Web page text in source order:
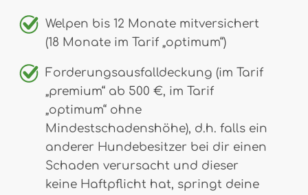
Welpen bis 12 Monate mitversichert
(18 Monate im Tarif „optimum“)
Forderungsausfalldeckung (im Tarif
„premium“ ab 500 €, im Tarif
„optimum“ ohne
Mindestschadenshöhe), d.h. falls ein
anderer Hundebesitzer bei dir einen
Schaden verursacht und dieser
keine Haftpflicht hat, springt deine